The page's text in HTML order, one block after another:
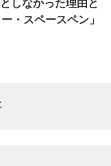
しなかった理由と
・スペースペン」